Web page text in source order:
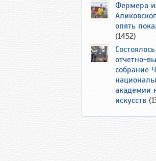
Фермера
опять
(1452)
Состоялось
отчетно-
собрание
академии
искусств